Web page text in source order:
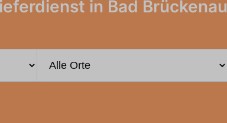
in Bad Brückenau